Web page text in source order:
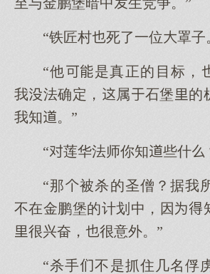
至与金鹏堡暗中生竞争。”
“铁匠村死了一位罩子
“他是真正的目标，
我法确定，属石堡的
我知。”
“莲华法师你知些什
“那被杀的圣僧？据我
不在金鹏堡的计划中，因
很兴奋，很意外。”
“杀手不是抓住几名俘